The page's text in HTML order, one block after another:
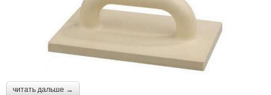
читать дальше →